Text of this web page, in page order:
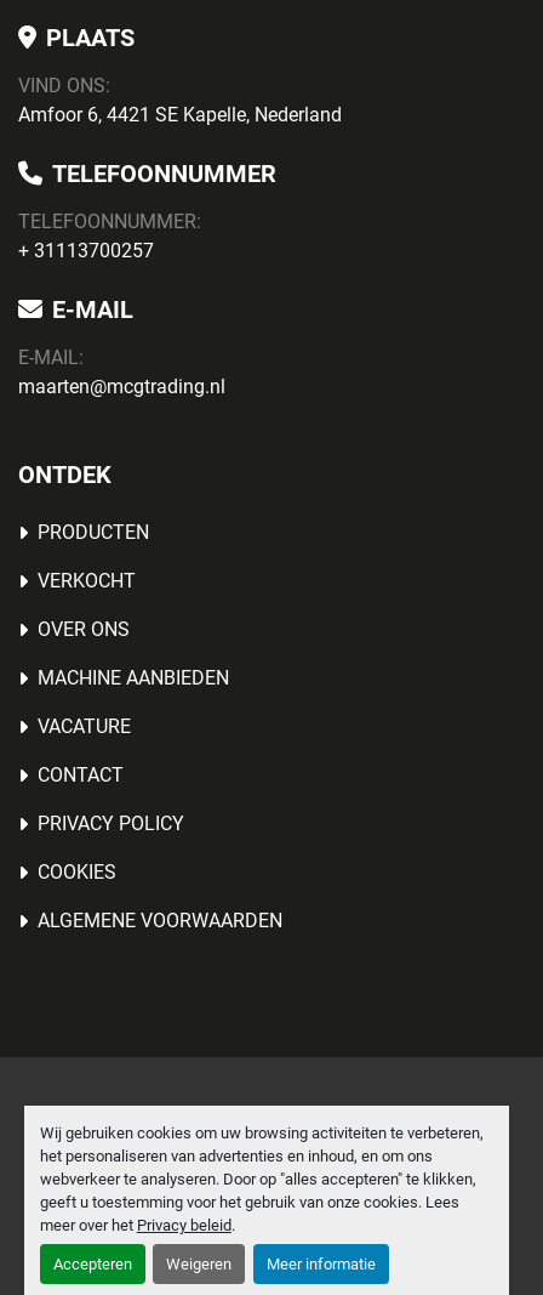
Wij gebruiken cookies om uw browsing activiteiten te verbeteren,
het personaliseren van advertenties en inhoud, en om ons
webverkeer te analyseren. Door op "alles accepteren" te klikken,
geeft u toestemming voor het gebruik van onze cookies. Lees
meer over het Privacy beleid.
Accepteren Weigeren Meer informatie
PLAATS
VIND ONS:
Amfoor 6, 4421 SE Kapelle, Nederland
TELEFOONNUMMER
TELEFOONNUMMER:
+ 31113700257
E-MAIL
E-MAIL:
maarten@mcgtrading.nl
ONTDEK
PRODUCTEN
VERKOCHT
OVER ONS
MACHINE AANBIEDEN
VACATURE
CONTACT
PRIVACY POLICY
COOKIES
ALGEMENE VOORWAARDEN
Cookies beheren
Machinio Systemwebsite doorMachinio